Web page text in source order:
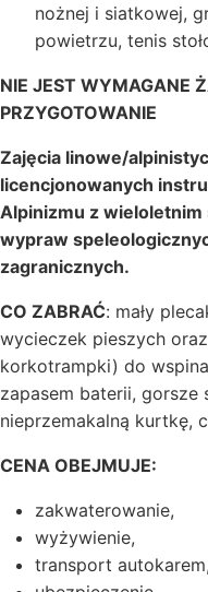
nożnej i siatkowej,
powietrzu, tenis
NIE JEST WYMAGANE
PRZYGOTOWANIE
Zajęcia linowe/
licencjonowanych
Alpinizmu z
wypraw
zagranicznych.
CO ZABRAĆ: mały
wycieczek pieszych
korkotrampki) do
zapasem baterii, gorsze
nieprzemakalną kurtkę,
CENA OBEJMUJE:
zakwaterowanie,
wyżywienie,
transport autokarem,